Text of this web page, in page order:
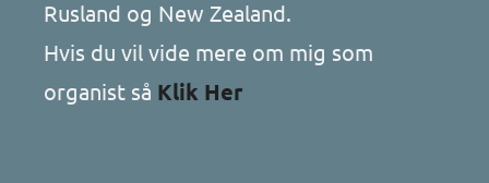
Rusland og New Zealand.
Hvis du vil vide mere om mig som
organist så Klik Her